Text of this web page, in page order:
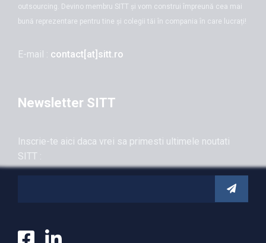
outsourcing. Devino membru SITT și vom construi împreună cea mai
bună reprezentare pentru tine și colegii tăi în compania în care lucrați!
E-mail : contact[at]sitt.ro
Newsletter SITT
Inscrie-te aici daca vrei sa primesti ultimele noutati
SITT :